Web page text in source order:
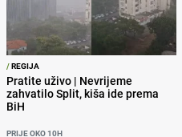
/REGIJA
Pratite uživo | Nevrijeme
zahvatilo Split, kiša ide prema
BiH
PRIJE OKO 10H